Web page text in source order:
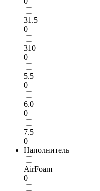
31.5
0
310
0
5.5
0
6.0
0
7.5
0
Наполнитель
AirFoam
0